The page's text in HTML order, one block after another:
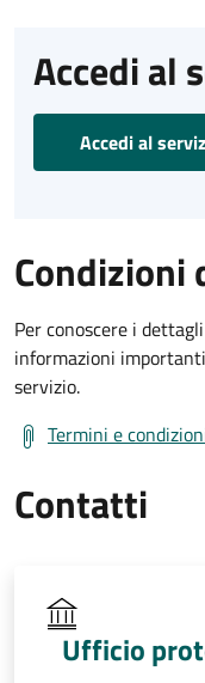
Accedi al
Accedi al
Condizioni
Per conoscere i
informazioni
servizio.
Termini e
Contatti
Ufficio